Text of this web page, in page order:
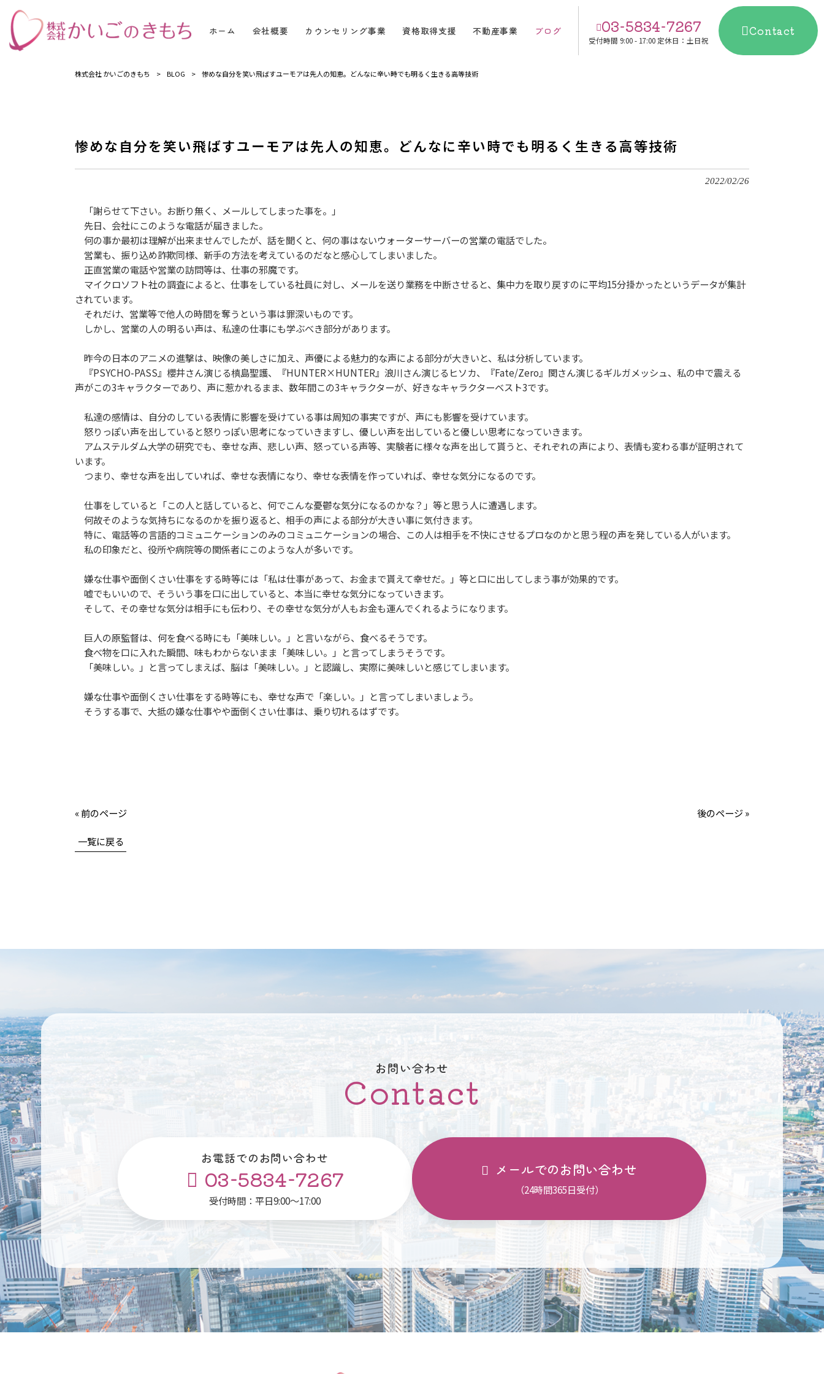
ホーム 会社概要 カウンセリング事業 資格取得支援 不動産事業 ブログ 03-5834-7267
受付時間 9:00 - 17:00 定休日：土日祝
Contact
株式会社 かいごのきもち > BLOG > 惨めな自分を笑い飛ばすユーモアは先人の知恵。どんなに辛い時でも明るく生きる高等技術
惨めな自分を笑い飛ばすユーモアは先人の知恵。どんなに辛い時でも明るく生きる高等技術
2022/02/26
「謝らせて下さい。お断り無く、メールしてしまった事を。」
先日、会社にこのような電話が届きました。
何の事か最初は理解が出来ませんでしたが、話を聞くと、何の事はないウォーターサーバーの営業の電話でした。
営業も、振り込め詐欺同様、新手の方法を考えているのだなと感心してしまいました。
正直営業の電話や営業の訪問等は、仕事の邪魔です。
マイクロソフト社の調査によると、仕事をしている社員に対し、メールを送り業務を中断させると、集中力を取り戻すのに平均15分掛かったというデータが集計
されています。
それだけ、営業等で他人の時間を奪うという事は罪深いものです。
しかし、営業の人の明るい声は、私達の仕事にも学ぶべき部分があります。
昨今の日本のアニメの進撃は、映像の美しさに加え、声優による魅力的な声による部分が大きいと、私は分析しています。
『PSYCHO-PASS』櫻井さん演じる槙島聖護、『HUNTER×HUNTER』浪川さん演じるヒソカ、『Fate/Zero』関さん演じるギルガメッシュ、私の中で震える
声がこの3キャラクターであり、声に惹かれるまま、数年間この3キャラクターが、好きなキャラクターベスト3です。
私達の感情は、自分のしている表情に影響を受けている事は周知の事実ですが、声にも影響を受けています。
怒りっぽい声を出していると怒りっぽい思考になっていきますし、優しい声を出していると優しい思考になっていきます。
アムステルダム大学の研究でも、幸せな声、悲しい声、怒っている声等、実験者に様々な声を出して貰うと、それぞれの声により、表情も変わる事が証明されて
います。
つまり、幸せな声を出していれば、幸せな表情になり、幸せな表情を作っていれば、幸せな気分になるのです。
仕事をしていると「この人と話していると、何でこんな憂鬱な気分になるのかな？」等と思う人に遭遇します。
何故そのような気持ちになるのかを振り返ると、相手の声による部分が大きい事に気付きます。
特に、電話等の言語的コミュニケーションのみのコミュニケーションの場合、この人は相手を不快にさせるプロなのかと思う程の声を発している人がいます。
私の印象だと、役所や病院等の関係者にこのような人が多いです。
嫌な仕事や面倒くさい仕事をする時等には「私は仕事があって、お金まで貰えて幸せだ。」等と口に出してしまう事が効果的です。
嘘でもいいので、そういう事を口に出していると、本当に幸せな気分になっていきます。
そして、その幸せな気分は相手にも伝わり、その幸せな気分が人もお金も運んでくれるようになります。
巨人の原監督は、何を食べる時にも「美味しい。」と言いながら、食べるそうです。
食べ物を口に入れた瞬間、味もわからないまま「美味しい。」と言ってしまうそうです。
「美味しい。」と言ってしまえば、脳は「美味しい。」と認識し、実際に美味しいと感じてしまいます。
嫌な仕事や面倒くさい仕事をする時等にも、幸せな声で「楽しい。」と言ってしまいましょう。
そうする事で、大抵の嫌な仕事やや面倒くさい仕事は、乗り切れるはずです。
« 前のページ 後のページ »
一覧に戻る
お問い合わせ
Contact
お電話でのお問い合わせ
03-5834-7267
受付時間：平日9:00～17:00
メールでのお問い合わせ
（24時間365日受付）